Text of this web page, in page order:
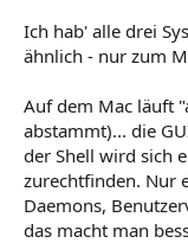
Ich hab' alle drei
ähnlich - nur zum
Auf dem Mac läuft
abstammt)... die
der Shell wird sich
zurechtfinden. Nur
Daemons,
das macht man